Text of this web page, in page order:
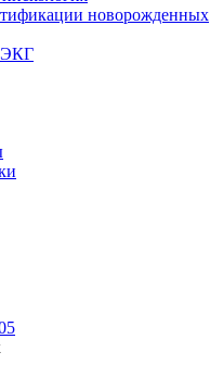
новорожденных
ЭКГ